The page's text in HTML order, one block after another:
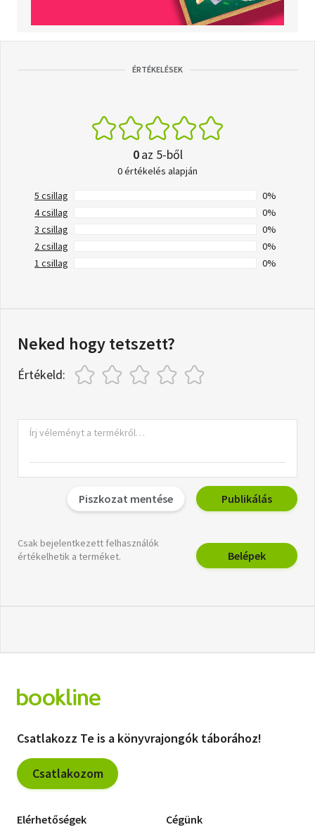
ÉRTÉKELÉSEK
0az 5-ből
0 értékelés alapján
5 csillag
0%
4 csillag
0%
3 csillag
0%
2 csillag
0%
1 csillag
0%
Neked hogy tetszett?
Értékeld:
Piszkozat mentése Publikálás
Csak bejelentkezett felhasználók
értékelhetik a terméket.
Belépek
Csatlakozz Te is a könyvrajongók táborához!
Csatlakozom
Elérhetőségek Cégünk